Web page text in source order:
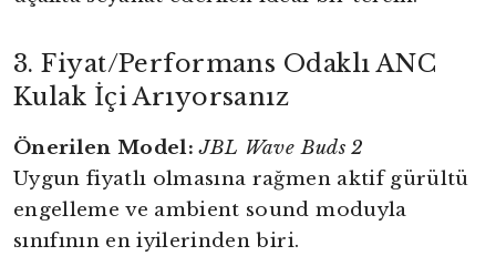
3. Fiyat/Performans Odaklı ANC
Kulak İçi Arıyorsanız
Önerilen Model: JBL Wave Buds 2
Uygun fiyatlı olmasına rağmen aktif gürültü
engelleme ve ambient sound moduyla
sınıfının en iyilerinden biri.